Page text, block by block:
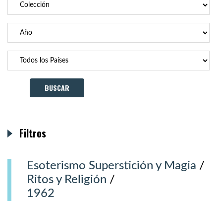
Esoterismo Superstición y Magia /
Ritos y Religión /
1962
Filtros